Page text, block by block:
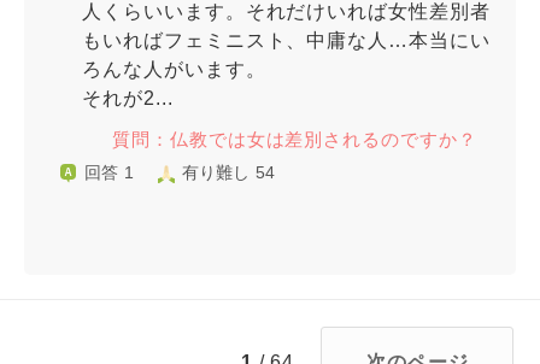
人くらいいます。それだけいれば女性差別者
もいればフェミニスト、中庸な人…本当にい
ろんな人がいます。
それが2...
質問：仏教では女は差別されるのですか？
回答 1 有り難し 54